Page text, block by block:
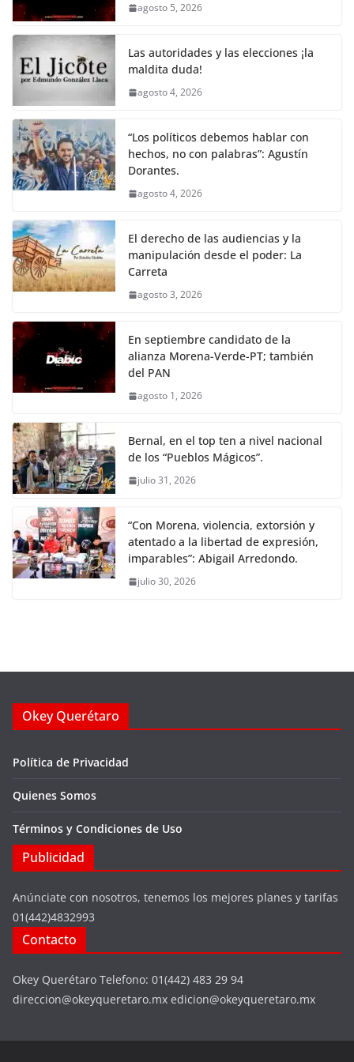
o
o
k
p k
agosto 5, 2026
Las autoridades y las elecciones ¡la
maldita duda!
agosto 4, 2026
“Los políticos debemos hablar con
hechos, no con palabras”: Agustín
Dorantes.
agosto 4, 2026
El derecho de las audiencias y la
manipulación desde el poder: La
Carreta
agosto 3, 2026
En septiembre candidato de la
alianza Morena-Verde-PT; también
del PAN
agosto 1, 2026
Bernal, en el top ten a nivel nacional
de los “Pueblos Mágicos”.
julio 31, 2026
“Con Morena, violencia, extorsión y
atentado a la libertad de expresión,
imparables”: Abigail Arredondo.
julio 30, 2026
Okey Querétaro
Política de Privacidad
Quienes Somos
Términos y Condiciones de Uso
Publicidad
Anúnciate con nosotros, tenemos los mejores planes y tarifas
01(442)4832993
Contacto
Okey Querétaro Telefono: 01(442) 483 29 94
direccion@okeyqueretaro.mx edicion@okeyqueretaro.mx